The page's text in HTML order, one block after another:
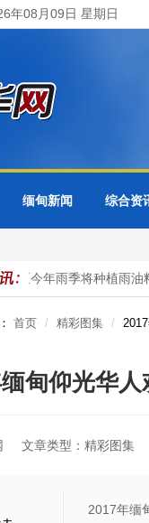
年08月09日 星期日
缅甸新闻 综合资
今年雨季将种植雨油料
首页 精彩图集
甸仰光华
文章类型：精彩图集
2017年缅